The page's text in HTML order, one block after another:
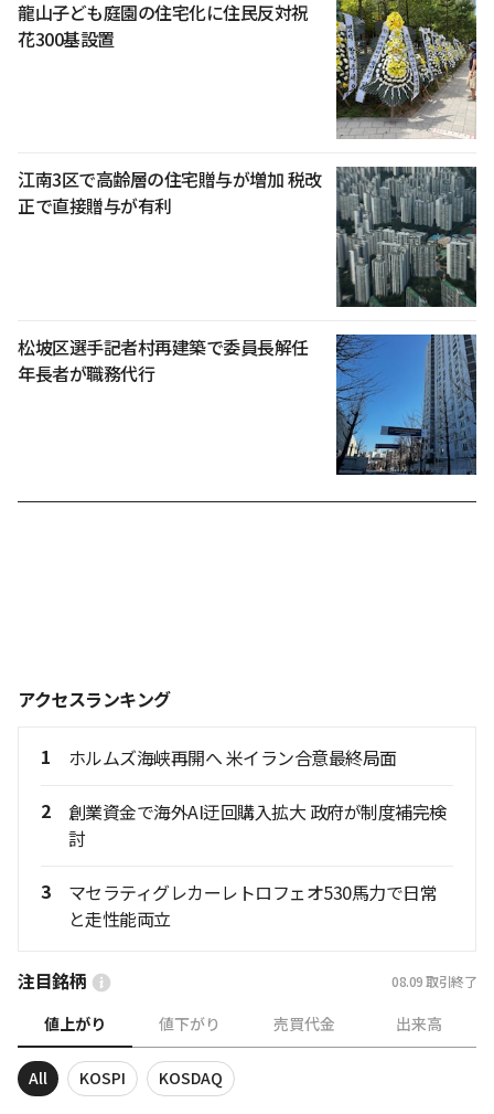
龍山子ども庭園の住宅化に住民反対祝
花300基設置
江南3区で高齢層の住宅贈与が増加 税改
正で直接贈与が有利
松坡区選手記者村再建築で委員長解任
年長者が職務代行
アクセスランキング
1 ホルムズ海峡再開へ 米イラン合意最終局面
2
創業資金で海外AI迂回購入拡大 政府が制度補完検
討
3
マセラティグレカーレトロフェオ530馬力で日常
と走性能両立
注目銘柄 08.09 取引終了
値上がり 値下がり 売買代金 出来高
All KOSPI KOSDAQ